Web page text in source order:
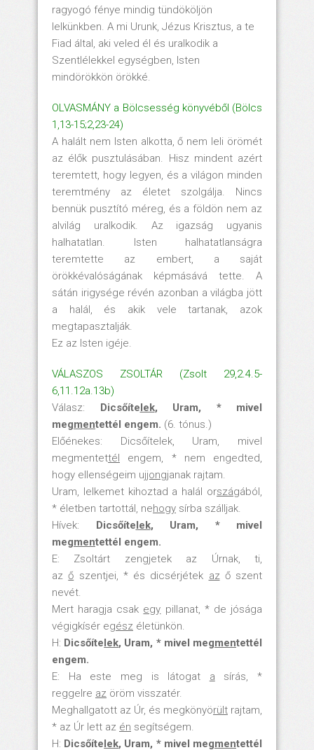
ragyogó fénye mindig tündököljön
lelkünkben. A mi Urunk, Jézus Krisztus, a te
Fiad által, aki veled él és uralkodik a
Szentlélekkel egységben, Isten
mindörökkön örökké.
OLVASMÁNY a Bölcsesség könyvéből (Bölcs
1,13-15;2,23-24)
A halált nem Isten alkotta, ő nem leli örömét
az élők pusztulásában. Hisz mindent azért
teremtett, hogy legyen, és a világon minden
teremtmény az életet szolgálja. Nincs
bennük pusztító méreg, és a földön nem az
alvilág uralkodik. Az igazság ugyanis
halhatatlan. Isten halhatatlanságra
teremtette az embert, a saját
örökkévalóságának képmásává tette. A
sátán irigysége révén azonban a világba jött
a halál, és akik vele tartanak, azok
megtapasztalják.
Ez az Isten igéje.
VÁLASZOS ZSOLTÁR (Zsolt 29,2.4.5-
6,11.12a.13b)
Válasz: Dicsőítelek, Uram, * mivel
megmentettél engem. (6. tónus.)
Előénekes: Dicsőítelek, Uram, mivel
megmentettél engem, * nem engedted,
hogy ellenségeim ujjongjanak rajtam.
Uram, lelkemet kihoztad a halál országából,
* életben tartottál, nehogy sírba szálljak.
Hívek: Dicsőítelek, Uram, * mivel
megmentettél engem.
E: Zsoltárt zengjetek az Úrnak, ti,
aző szentjei, * és dicsérjétek aző szent
nevét.
Mert haragja csak egy pillanat, * de jósága
végigkísér egész életünkön.
H: Dicsőítelek, Uram, * mivel megmentettél
engem.
E: Ha este meg is látogat a sírás, *
reggelre az öröm visszatér.
Meghallgatott az Úr, és megkönyörült rajtam,
* az Úr lett az én segítségem.
H: Dicsőítelek, Uram, * mivel megmentettél